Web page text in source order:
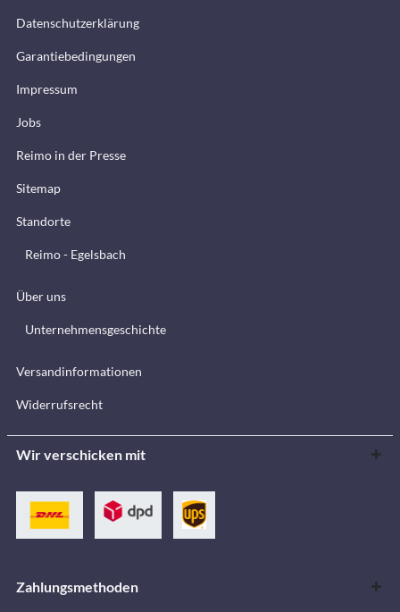
Datenschutzerklärung
Garantiebedingungen
Impressum
Jobs
Reimo in der Presse
Sitemap
Standorte
Reimo - Egelsbach
Über uns
Unternehmensgeschichte
Versandinformationen
Widerrufsrecht
Wir verschicken mit
Zahlungsmethoden